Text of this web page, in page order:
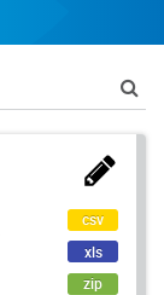
csv
xls
zip